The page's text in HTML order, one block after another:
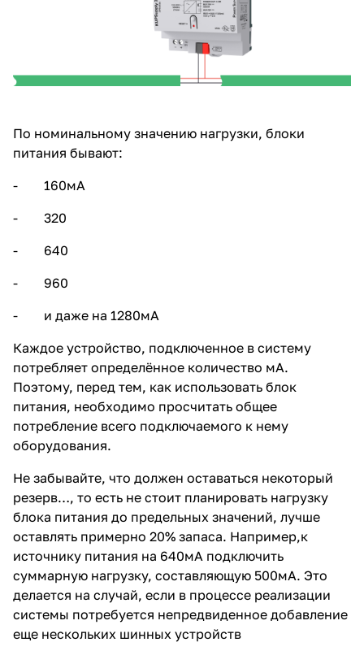
По номинальному значению нагрузки, блоки
питания бывают:
- 160мА
- 320
- 640
- 960
- и даже на 1280мА
Каждое устройство, подключенное в систему
потребляет определённое количество мА.
Поэтому, перед тем, как использовать блок
питания, необходимо просчитать общее
потребление всего подключаемого к нему
оборудования.
Не забывайте, что должен оставаться некоторый
резерв…, то есть не стоит планировать нагрузку
блока питания до предельных значений, лучше
оставлять примерно 20% запаса. Например,к
источнику питания на 640мА подключить
суммарную нагрузку, составляющую 500мА. Это
делается на случай, если в процессе реализации
системы потребуется непредвиденное добавление
еще нескольких шинных устройств